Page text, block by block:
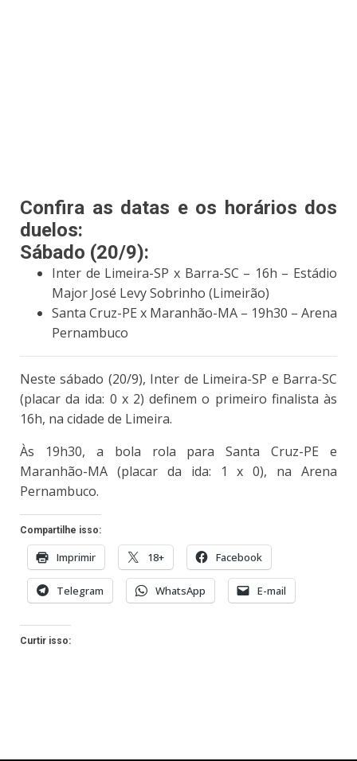
Confira as datas e os horários dos
duelos:
Sábado (20/9):
Inter de Limeira-SP x Barra-SC – 16h – Estádio
Major José Levy Sobrinho (Limeirão)
Santa Cruz-PE x Maranhão-MA – 19h30 – Arena
Pernambuco
Neste sábado (20/9), Inter de Limeira-SP e Barra-SC
(placar da ida: 0 x 2) definem o primeiro finalista às
16h, na cidade de Limeira.
Às 19h30, a bola rola para Santa Cruz-PE e
Maranhão-MA (placar da ida: 1 x 0), na Arena
Pernambuco.
Compartilhe isso:
Imprimir 18+ Facebook
Telegram WhatsApp E-mail
Curtir isso: